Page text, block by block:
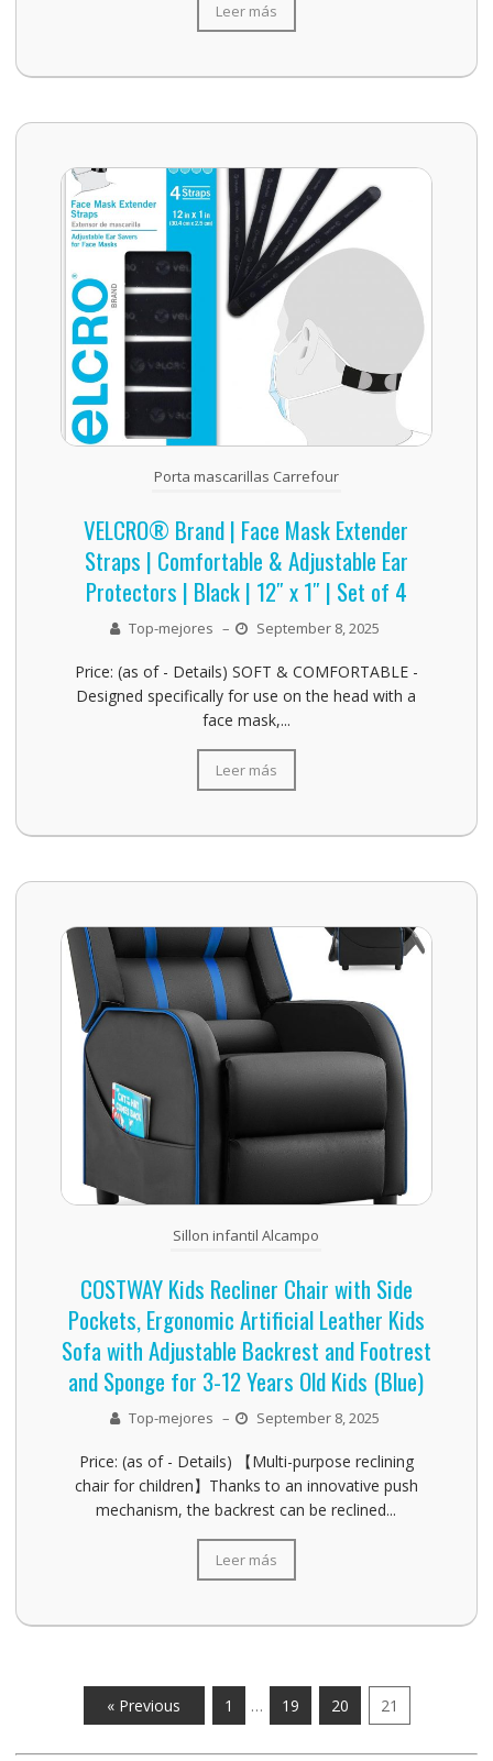
Leer más
Porta mascarillas Carrefour
VELCRO® Brand | Face Mask Extender
Straps | Comfortable & Adjustable Ear
Protectors | Black | 12″ x 1″ | Set of 4
Top-mejores – September 8, 2025
Price: (as of - Details) SOFT & COMFORTABLE -
Designed specifically for use on the head with a
face mask,...
Leer más
Sillon infantil Alcampo
COSTWAY Kids Recliner Chair with Side
Pockets, Ergonomic Artificial Leather Kids
Sofa with Adjustable Backrest and Footrest
and Sponge for 3-12 Years Old Kids (Blue)
Top-mejores – September 8, 2025
Price: (as of - Details) 【Multi-purpose reclining
chair for children】Thanks to an innovative push
mechanism, the backrest can be reclined...
Leer más
« Previous 1 … 19 20 21